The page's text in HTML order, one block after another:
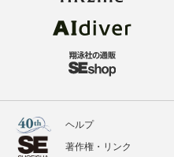
ヘルプ
著作権・リンク